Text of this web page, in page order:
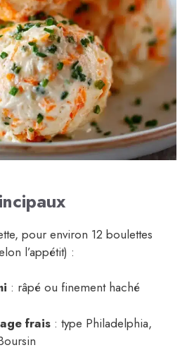
pour environ 12 boulettes
l’appétit) :
: râpé ou finement haché
frais : type Philadelphia,